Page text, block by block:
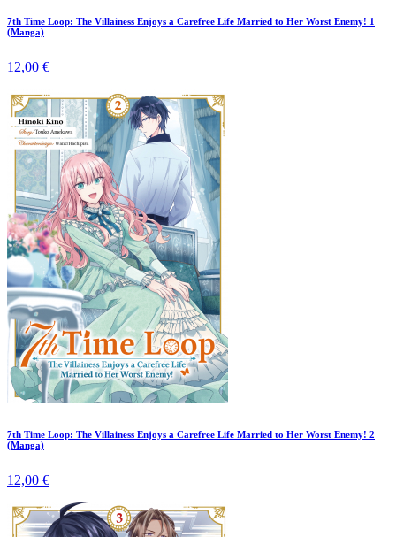
7th Time Loop: The Villainess Enjoys a Carefree Life Married to Her Worst Enemy! 1
(Manga)
12,00 €
7th Time Loop: The Villainess Enjoys a Carefree Life Married to Her Worst Enemy! 2
(Manga)
12,00 €